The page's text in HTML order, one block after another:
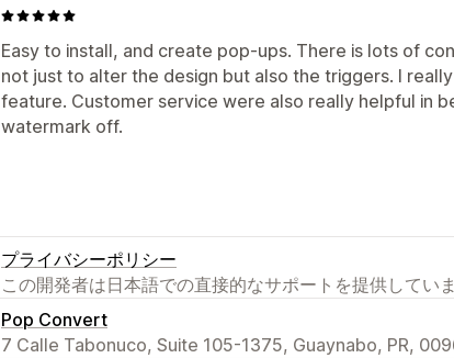
Easy to install, and create pop-ups. There is lots of
not just to alter the design but also the triggers. I
feature. Customer service were also really helpful in
watermark off.
プライバシーポリシー
この開発者は日本語での直接的なサポートを提供していま
Pop Convert
7 Calle Tabonuco, Suite 105-1375, Guaynabo, PR,